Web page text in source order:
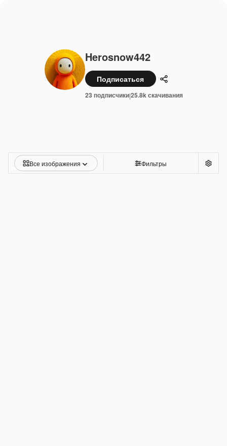
Herosnow442
Подписаться Поделиться
23 подписчики|25.8k скачивания
Все изображения Фильтры